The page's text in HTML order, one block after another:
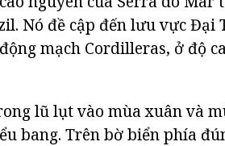
Nó đề cập đến lưu vực Đại
mạch Cordilleras, ở độ
lũ lụt vào mùa xuân và
bang. Trên bờ biển phía